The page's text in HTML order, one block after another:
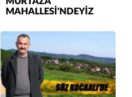
MAHALLESİ'NDEYİZ
“Aman doktor, yaman doktor.
Merve KIRAN
KİLO KONTROLÜNDE KİLİT
NOKTA: ARA ÖĞÜNLER
Konuk Yazar
Temiz enerji ve gelecek